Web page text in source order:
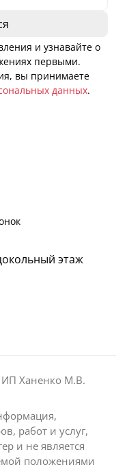
и узнавайте о
первыми.
вы принимаете
данных.
этаж
Ханенко М.В.
работ и услуг,
и не является
положениями